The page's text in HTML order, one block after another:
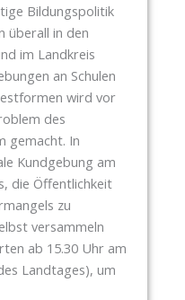
Bildungspolitik
überall in den
im Landkreis
an Schulen
wird vor
des
gemacht. In
Kundgebung am
die Öffentlichkeit
zu
versammeln
ab 15.30 Uhr am
Landtages), um